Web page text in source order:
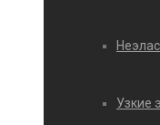
Узкие